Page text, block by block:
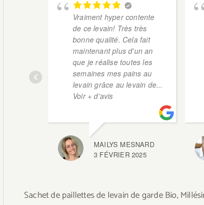
24h
Vraiment hyper contente
de ce levain! Très très
bonne qualité. Cela fait
maintenant plus d'un an
que je réalise toutes les
semaines mes pains au
levain grâce au levain de...
Voir + d'avis
MAILYS MESNARD
3 FÉVRIER 2025
Sachet de paillettes de levain de garde Bio,